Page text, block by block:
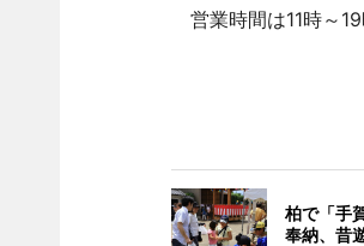
営業時間は11時～
柏で「手
奉納、昔